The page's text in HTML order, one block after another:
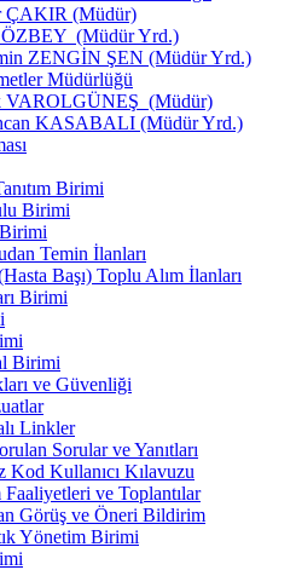
ÇAKIR (Müdür)
(Müdür Yrd.)
ZENGİN ŞEN (Müdür Yrd.)
Müdürlüğü
VAROLGÜNEŞ (Müdür)
KASABALI (Müdür Yrd.)
Birimi
Birimi
Temin İlanları
Başı) Toplu Alım İlanları
Birimi
Birimi
ve Güvenliği
Linkler
Sorular ve Yanıtları
Kod Kullanıcı Kılavuzu
ve Toplantılar
Görüş ve Öneri Bildirim
Yönetim Birimi